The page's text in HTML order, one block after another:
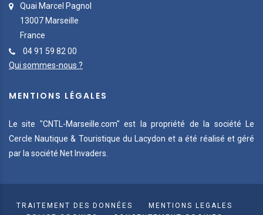
Quai Marcel Pagnol
13007 Marseille
France
04 91 59 82 00
Qui sommes-nous ?
MENTIONS LÉGALES
Le site "CNTL-Marseille.com" est la propriété de la société Le
Cercle Nautique & Touristique du Lacydon et a été réalisé et géré
par la société Net Invaders.
TRAITEMENT DES DONNÉES
MENTIONS LEGALES